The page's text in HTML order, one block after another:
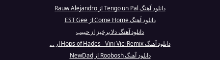
دانلود آهنگ Tengo un Pal از Rauw Alejandro
دانلود آهنگ Come Home از EST Gee
دانلود آهنگ دلا برخیز از حبیب
دانلود آهنگ Hops of Hades - Vini Vici Remix از ...
دانلود آهنگ Roobosh از NewDad